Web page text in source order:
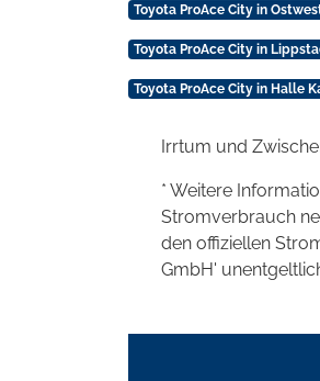
Toyota ProAce City in
Toyota ProAce City in
Toyota ProAce City in Halle
Irrtum und
* Weitere
Stromverbrauch
den offiziellen
GmbH'